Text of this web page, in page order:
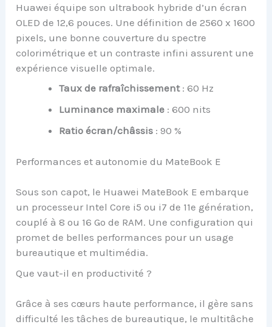
Huawei équipe son ultrabook hybride d’un écran
OLED de 12,6 pouces. Une définition de 2560 x 1600
pixels, une bonne couverture du spectre
colorimétrique et un contraste infini assurent une
expérience visuelle optimale.
Taux de rafraîchissement: 60 Hz
Luminance maximale : 600 nits
Ratio écran/châssis : 90 %
Performances et autonomie du MateBook E
Sous son capot, le Huawei MateBook E embarque
un processeur Intel Core i5 ou i7 de 11e génération,
couplé à 8 ou 16 Go de RAM. Une configuration qui
promet de belles performances pour un usage
bureautique et multimédia.
Que vaut-il en productivité ?
Grâce à ses cœurs haute performance, il gère sans
difficulté les tâches de bureautique, le multitâche